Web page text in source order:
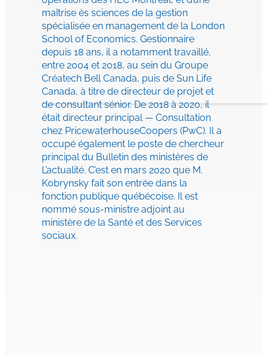
maîtrise ès sciences de la gestion
spécialisée en management de la London
School of Economics. Gestionnaire
depuis 18 ans, il a notamment travaillé,
entre 2004 et 2018, au sein du Groupe
Créatech Bell Canada, puis de Sun Life
Canada, à titre de directeur de projet et
de consultant sénior. De 2018 à 2020, il
était directeur principal — Consultation
chez PricewaterhouseCoopers (PwC). Il a
occupé également le poste de chercheur
principal du Bulletin des ministères de
L’actualité. C’est en mars 2020 que M.
Kobrynsky fait son entrée dans la
fonction publique québécoise. Il est
nommé sous-ministre adjoint au
ministère de la Santé et des Services
sociaux.